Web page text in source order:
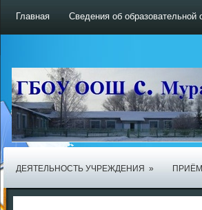
Главная Сведения об образовательной
ДЕЯТЕЛЬНОСТЬ УЧРЕЖДЕНИЯ »